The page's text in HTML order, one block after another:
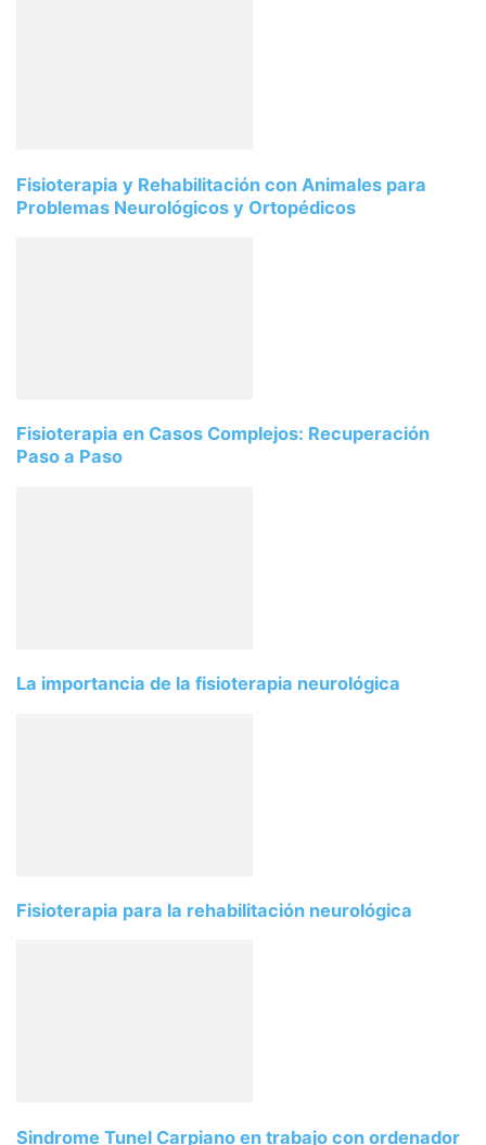
Fisioterapia y Rehabilitación con Animales para
Problemas Neurológicos y Ortopédicos
Fisioterapia en Casos Complejos: Recuperación
Paso a Paso
La importancia de la fisioterapia neurológica
Fisioterapia para la rehabilitación neurológica
Sindrome Tunel Carpiano en trabajo con ordenador